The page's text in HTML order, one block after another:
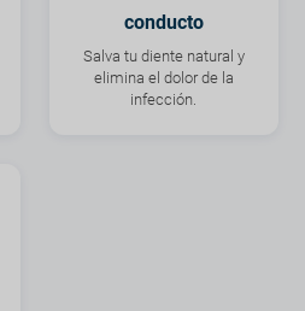
conducto
Salva tu diente natural y
elimina el dolor de la
infección.